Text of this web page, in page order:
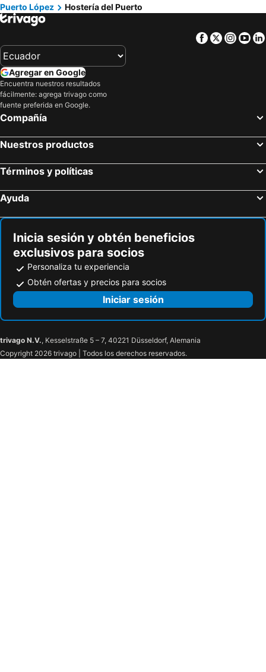
Puerto López
Hostería del Puerto
Facebook
Twitter
Agregar en Google
Encuentra nuestros resultados
fácilmente: agrega trivago como
fuente preferida en Google.
Compañía
Nuestros productos
Términos y políticas
Ayuda
Inicia sesión y obtén beneficios
exclusivos para socios
Personaliza tu experiencia
Obtén ofertas y precios para socios
Iniciar sesión
trivago N.V., Kesselstraße 5 – 7, 40221 Düsseldorf, Alemania
Copyright 2026 trivago | Todos los derechos reservados.